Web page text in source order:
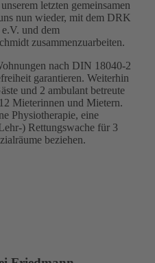
letzten gemeinsamen
nun wieder, mit dem DRK
und dem
zusammenzuarbeiten.
nach DIN 18040-2
garantieren. Weiterhin
und 2 ambulant betreute
Mieterinnen und Mietern.
Physiotherapie, eine
) Rettungswache für 3
beziehen.